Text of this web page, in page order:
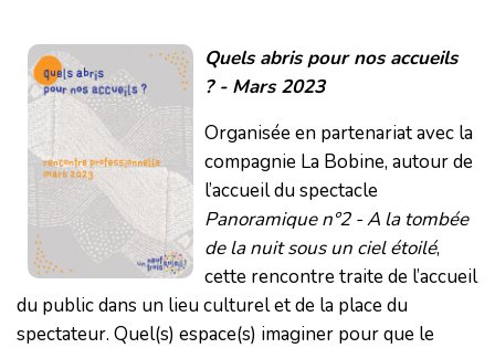
Quels abris pour nos accueils
? - Mars 2023
Organisée en partenariat avec la
compagnie La Bobine, autour de
l’accueil du spectacle
Panoramique n°2 - A la tombée
de la nuit sous un ciel étoilé,
cette rencontre traite de l’accueil
du public dans un lieu culturel et de la place du
spectateur. Quel(s) espace(s) imaginer pour que le